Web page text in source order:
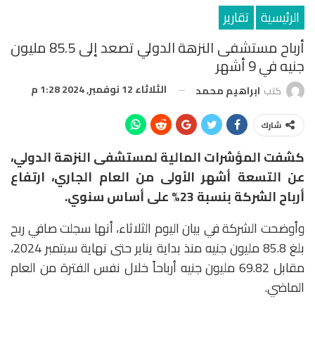
الرئيسية تقارير
أرباح مستشفى النزهة الدولي تصعد إلى 85.5 مليون
جنيه في 9 أشهر
كتب ابراهيم محمد الثلاثاء 12 نوفمبر, 2024 1:28 م
شارك
كشفت المؤشرات المالية لمستشفى النزهة الدولي،
عن التسعة أشهر الأولى من العام الجاري، ارتفاع
أرباح الشركة بنسبة 23% على أساس سنوي.
وأوضحت الشركة في بيان اليوم الثلاثاء، أنها سجلت صافي ربح
بلغ 85.8 مليون جنيه منذ بداية يناير حتى نهاية سبتمبر 2024،
مقابل 69.82 مليون جنيه أرباحاً خلال نفس الفترة من العام
الماضي.